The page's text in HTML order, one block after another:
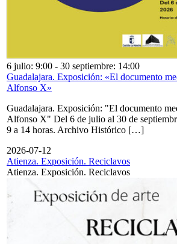
6 julio: 9:00 - 30 septiembre: 14:00
Guadalajara. Exposición: «El documento
Alfonso X»
Guadalajara. Exposición: "El documento
Alfonso X" Del 6 de julio al 30 de
9 a 14 horas. Archivo Histórico […]
2026-07-12
Atienza. Exposición. Reciclavos
Atienza. Exposición. Reciclavos